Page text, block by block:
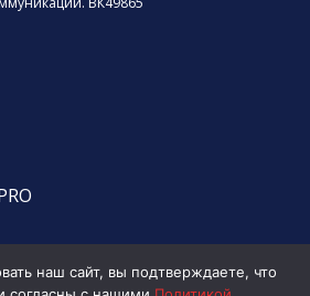
наш сайт, вы подтверждаете, что